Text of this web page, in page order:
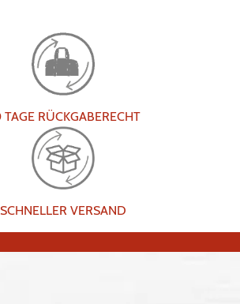
RÜCKGABERECHT
SCHNELLER VERSAND